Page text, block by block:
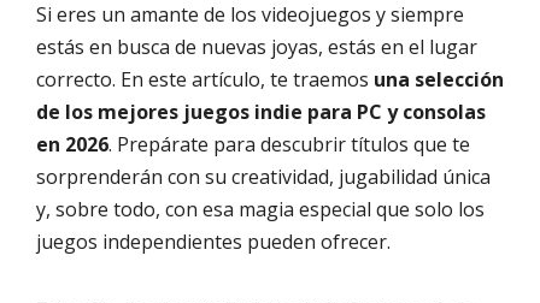
Si eres un amante de los videojuegos y siempre
estás en busca de nuevas joyas, estás en el lugar
correcto. En este artículo, te traemos una selección
de los mejores juegos indie para PC y consolas
en 2026. Prepárate para descubrir títulos que te
sorprenderán con su creatividad, jugabilidad única
y, sobre todo, con esa magia especial que solo los
juegos independientes pueden ofrecer.